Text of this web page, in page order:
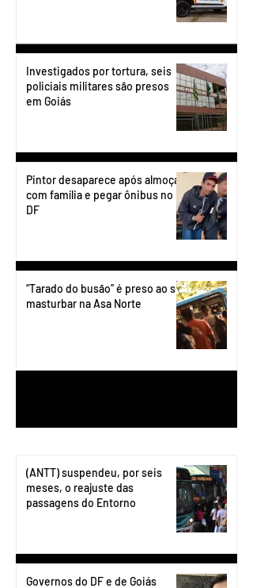
Investigados por tortura, seis
policiais militares são presos
em Goiás
Pintor desaparece após almoçar
com família e pegar ônibus no
DF
“Tarado do busão” é preso ao se
masturbar na Asa Norte
(ANTT) suspendeu, por seis
meses, o reajuste das
passagens do Entorno
Governos do DF e de Goiás